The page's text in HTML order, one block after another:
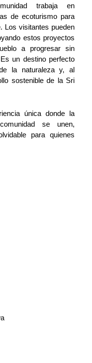
trabaja en
de ecoturismo para
Los visitantes pueden
estos proyectos
a progresar sin
un destino perfecto
la naturaleza y, al
sostenible de la Sri
única donde la
se unen,
para quienes